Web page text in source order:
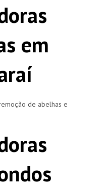
em
de abelhas e